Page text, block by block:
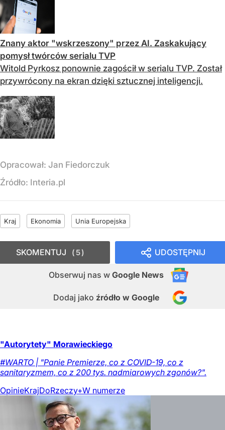
Znany aktor "wskrzeszony" przez AI. Zaskakujący
pomysł twórców serialu TVP
Witold Pyrkosz ponownie zagościł w serialu TVP. Został
przywrócony na ekran dzięki sztucznej inteligencji.
Opracował: Jan Fiedorczuk
Źródło: Interia.pl
Kraj Ekonomia Unia Europejska
UDOSTĘPNIJ
Obserwuj nas w Google News
Dodaj jako źródło w Google
SKOMENTUJ 5
"Autorytety" Morawieckiego
#WARTO | "Panie Premierze, co z COVID-19, co z
sanitaryzmem, co z 200 tys. nadmiarowych zgonów?".
OpinieKrajDoRzeczy+W numerze